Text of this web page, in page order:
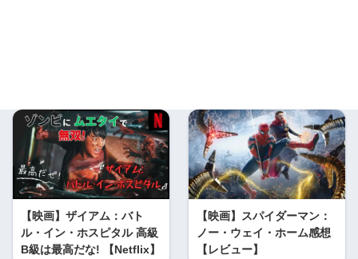
【映画】ザイアム：バト
ル・イン・ホスピタル 高級
B級は最高だな! 【Netflix】
【映画】スパイダーマン：
ノー・ウェイ・ホーム感想
【レビュー】